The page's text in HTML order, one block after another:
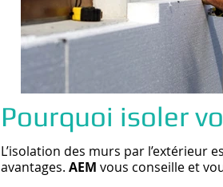
Pourquoi isoler
L’isolation des murs par l’extérieur
avantages. AEM vous conseille et